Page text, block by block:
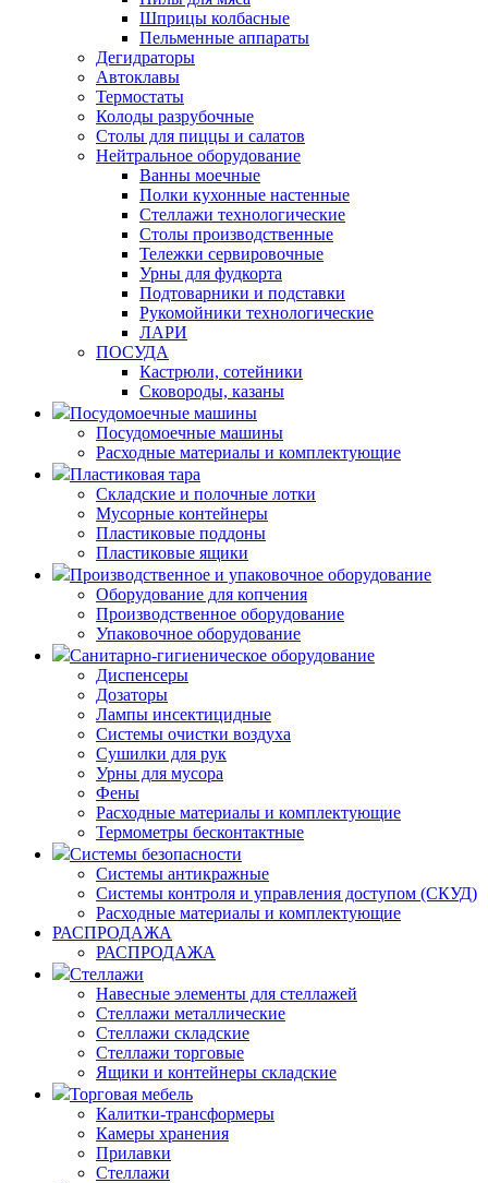
Шприцы колбасные
Пельменные аппараты
Дегидраторы
Автоклавы
Термостаты
Колоды разрубочные
Столы для пиццы и салатов
Нейтральное оборудование
Ванны моечные
Полки кухонные настенные
Стеллажи технологические
Столы производственные
Тележки сервировочные
Урны для фудкорта
Подтоварники и подставки
Рукомойники технологические
ЛАРИ
ПОСУДА
Кастрюли, сотейники
Сковороды, казаны
Посудомоечные машины
Посудомоечные машины
Расходные материалы и комплектующие
Пластиковая тара
Складские и полочные лотки
Мусорные контейнеры
Пластиковые поддоны
Пластиковые ящики
Производственное и упаковочное оборудование
Оборудование для копчения
Производственное оборудование
Упаковочное оборудование
Санитарно-гигиеническое оборудование
Диспенсеры
Дозаторы
Лампы инсектицидные
Системы очистки воздуха
Сушилки для рук
Урны для мусора
Фены
Расходные материалы и комплектующие
Термометры бесконтактные
Системы безопасности
Системы антикражные
Системы контроля и управления доступом (СКУД)
Расходные материалы и комплектующие
РАСПРОДАЖА
РАСПРОДАЖА
Стеллажи
Навесные элементы для стеллажей
Стеллажи металлические
Стеллажи складские
Стеллажи торговые
Ящики и контейнеры складские
Торговая мебель
Калитки-трансформеры
Камеры хранения
Прилавки
Стеллажи